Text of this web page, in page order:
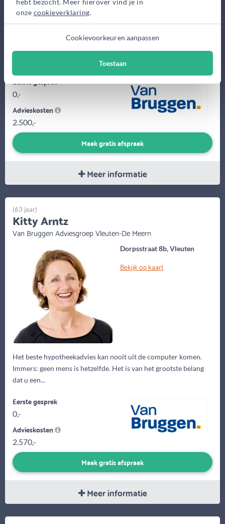
hebt bezocht. Meer hierover vind je in
onze cookieverklaring.
Cookievoorkeuren aanpassen
Toestaan
Ik ben sinds 1990 werkzaam in de financiële dienstverlening.
Hypotheekadviseur ben ik al sinds 1998 en vanaf 2011 ben ik
Eerste gesprek
0,-
Advieskosten
2.500,-
Maak gratis afspraak
Meer informatie
Dorpsstraat 8b, Vleuten
Bekijk op kaart
Het beste hypotheekadvies kan nooit uit de computer komen.
Immers: geen mens is hetzelfde. Het is van het grootste belang
dat u een...
(63 jaar)
Kitty Arntz
Van Bruggen Adviesgroep Vleuten-De Meern
Eerste gesprek
0,-
Advieskosten
2.570,-
Maak gratis afspraak
Meer informatie